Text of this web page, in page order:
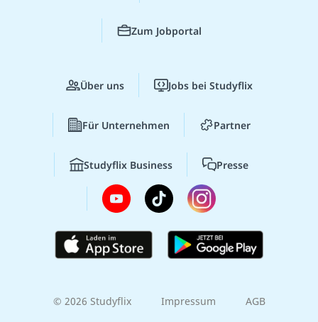
Zum Jobportal
Über uns Jobs bei Studyflix
Für Unternehmen Partner
Studyflix Business Presse
© 2026 Studyflix Impressum AGB